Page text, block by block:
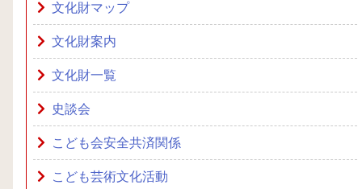
文化財マップ
文化財案内
文化財一覧
史談会
こども会安全共済関係
こども芸術文化活動